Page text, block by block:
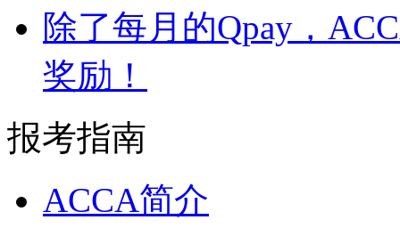
除了每月的Qpay，
奖励！
报考指南
ACCA简介